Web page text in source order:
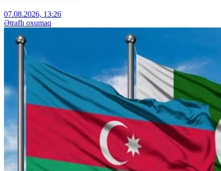
07.08.2026, 13:26
Ətraflı oxumaq